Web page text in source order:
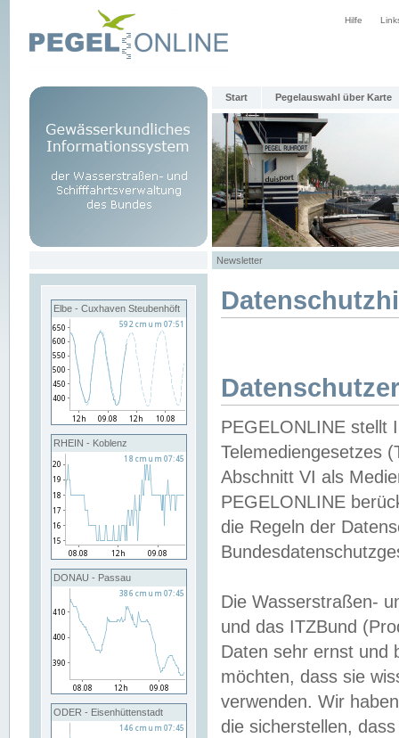
Hilfe
Start Pegelauswahl über Karte
Newsletter
Elbe - Cuxhaven Steubenhöft
RHEIN - Koblenz
DONAU - Passau
ODER - Eisenhüttenstadt
PEGELONLINE stellt
Telemediengesetzes
Abschnitt VI als
PEGELONLINE
die Regeln der
Die Wasserstraßen-
und das ITZBund
Daten sehr ernst und
möchten, dass sie
verwenden. Wir
die sicherstellen,